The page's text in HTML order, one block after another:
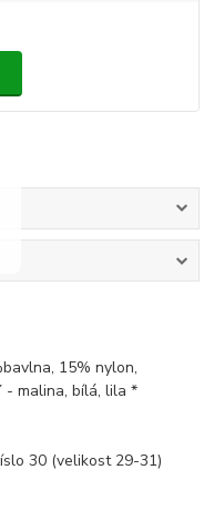
15% nylon,
- malina, bílá, lila *
30 (velikost 29-31)